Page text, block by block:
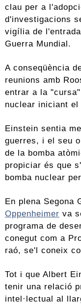
clau per a
d'investigacions
vigília de
Guerra Mundial.
A conseqüència
reunions amb
entrar a la
nuclear iniciant el
Einstein sentia
guerres, i el seu
de la bomba
propiciar és que
bomba nuclear
En plena Segona
Oppenheimer va
programa de
conegut com a
raó, se'l coneix
Tot i que Albert
tenir una relació
intel·lectual al